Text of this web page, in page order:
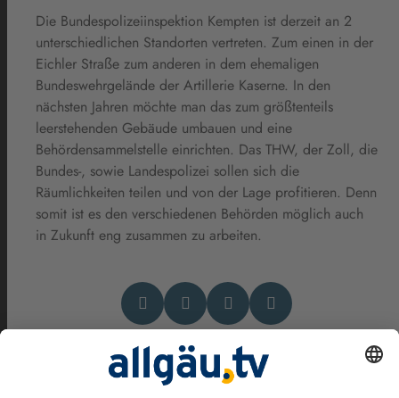
Die Bundespolizeiinspektion Kempten ist derzeit an 2
unterschiedlichen Standorten vertreten. Zum einen in der
Eichler Straße zum anderen in dem ehemaligen
Bundeswehrgelände der Artillerie Kaserne. In den
nächsten Jahren möchte man das zum größtenteils
leerstehenden Gebäude umbauen und eine
Behördensammelstelle einrichten. Das THW, der Zoll, die
Bundes-, sowie Landespolizei sollen sich die
Räumlichkeiten teilen und von der Lage profitieren. Denn
somit ist es den verschiedenen Behörden möglich auch
in Zukunft eng zusammen zu arbeiten.